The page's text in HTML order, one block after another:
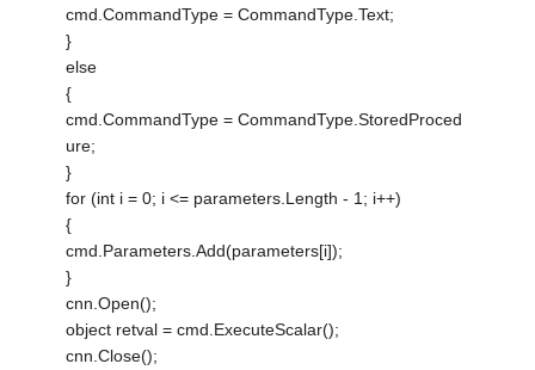
cmd.CommandType = CommandType.Text;
}
else
{
cmd.CommandType = CommandType.StoredProced
ure;
}
for (int i = 0; i <= parameters.Length - 1; i++)
{
cmd.Parameters.Add(parameters[i]);
}
cnn.Open();
object retval = cmd.ExecuteScalar();
cnn.Close();